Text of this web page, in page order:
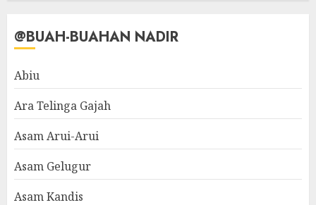
@BUAH-BUAHAN NADIR
Abiu
Ara Telinga Gajah
Asam Arui-Arui
Asam Gelugur
Asam Kandis